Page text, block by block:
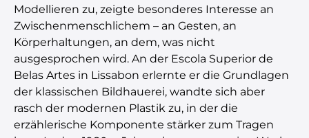
Modellieren zu, zeigte besonderes Interesse an
Zwischenmenschlichem – an Gesten, an
Körperhaltungen, an dem, was nicht
ausgesprochen wird. An der Escola Superior de
Belas Artes in Lissabon erlernte er die Grundlagen
der klassischen Bildhauerei, wandte sich aber
rasch der modernen Plastik zu, in der die
erzählerische Komponente stärker zum Tragen